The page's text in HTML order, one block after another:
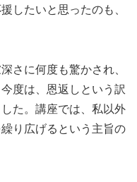
したいと思ったのも、
さに何度も驚かされ、
度は、恩返しという訳
た。講座では、私以外
り広げるという主旨の